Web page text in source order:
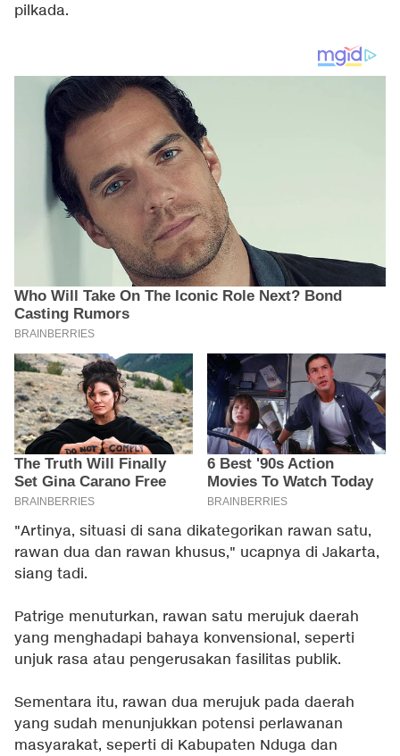
pilkada.
"Artinya, situasi di sana dikategorikan rawan satu,
rawan dua dan rawan khusus," ucapnya di Jakarta,
siang tadi.
Patrige menuturkan, rawan satu merujuk daerah
yang menghadapi bahaya konvensional, seperti
unjuk rasa atau pengerusakan fasilitas publik.
Sementara itu, rawan dua merujuk pada daerah
yang sudah menunjukkan potensi perlawanan
masyarakat, seperti di Kabupaten Nduga dan